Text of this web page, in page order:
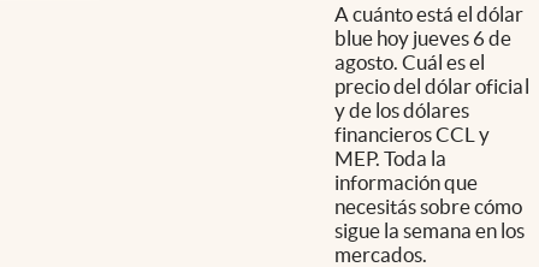
A cuánto está el dólar
blue hoy jueves 6 de
agosto. Cuál es el
precio del dólar oficial
y de los dólares
financieros CCL y
MEP. Toda la
información que
necesitás sobre cómo
sigue la semana en los
mercados.